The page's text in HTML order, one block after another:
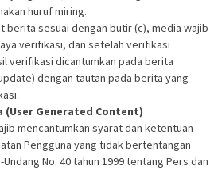
huruf miring.
berita sesuai dengan butir (c), media wajib
verifikasi, dan setelah verifikasi
verifikasi dicantumkan pada berita
dengan tautan pada berita yang
(User Generated Content)
mencantumkan syarat dan ketentuan
Pengguna yang tidak bertentangan
No. 40 tahun 1999 tentang Pers dan